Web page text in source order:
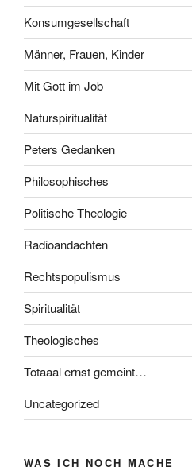
Konsumgesellschaft
Männer, Frauen, Kinder
Mit Gott im Job
Naturspiritualität
Peters Gedanken
Philosophisches
Politische Theologie
Radioandachten
Rechtspopulismus
Spiritualität
Theologisches
Totaaal ernst gemeint…
Uncategorized
WAS ICH NOCH MACHE